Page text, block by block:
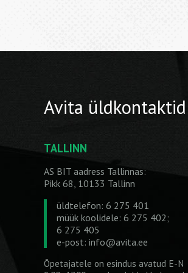
Avita üldkontaktid
TALLINN
AS BIT aadress Tallinnas:
Pikk 68, 10133 Tallinn
üldtelefon: 6 275 401
müük koolidele: 6 275 402;
6 275 405
e-post: info@avita.ee
Õpetajatele on esindus avatud E-N